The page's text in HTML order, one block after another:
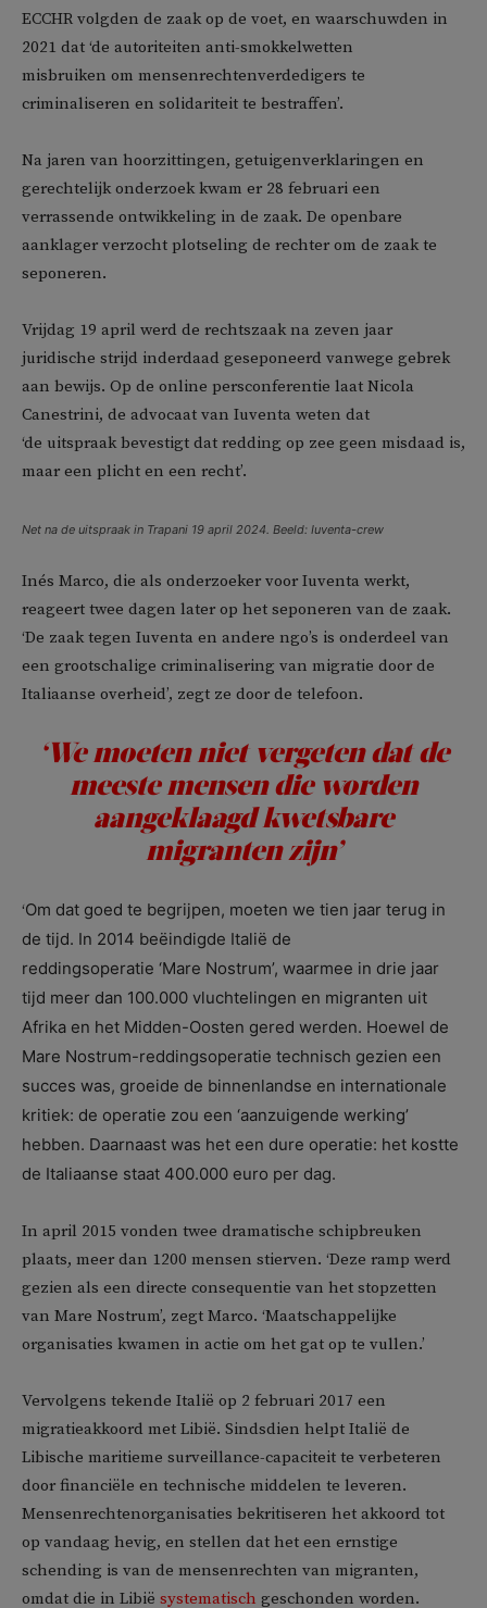
ECCHR volgden de zaak op de voet, en waarschuwden in
2021 dat ‘de autoriteiten anti-smokkelwetten
misbruiken om mensenrechtenverdedigers te
criminaliseren en solidariteit te bestraffen’.
Na jaren van hoorzittingen, getuigenverklaringen en
gerechtelijk onderzoek kwam er 28 februari een
verrassende ontwikkeling in de zaak. De openbare
aanklager verzocht plotseling de rechter om de zaak te
seponeren.
Vrijdag 19 april werd de rechtszaak na zeven jaar
juridische strijd inderdaad geseponeerd vanwege gebrek
aan bewijs. Op de online persconferentie laat Nicola
Canestrini, de advocaat van Iuventa weten dat
‘de uitspraak bevestigt dat redding op zee geen misdaad is,
maar een plicht en een recht’.
Net na de uitspraak in Trapani 19 april 2024. Beeld: Iuventa-crew
Inés Marco, die als onderzoeker voor Iuventa werkt,
reageert twee dagen later op het seponeren van de zaak.
‘De zaak tegen Iuventa en andere ngo’s is onderdeel van
een grootschalige criminalisering van migratie door de
Italiaanse overheid’, zegt ze door de telefoon.
‘We moeten niet vergeten dat de
meeste mensen die worden
aangeklaagd kwetsbare
migranten zijn’
‘Om dat goed te begrijpen, moeten we tien jaar terug in
de tijd. In 2014 beëindigde Italië de
reddingsoperatie ‘Mare Nostrum’, waarmee in drie jaar
tijd meer dan 100.000 vluchtelingen en migranten uit
Afrika en het Midden-Oosten gered werden. Hoewel de
Mare Nostrum-reddingsoperatie technisch gezien een
succes was, groeide de binnenlandse en internationale
kritiek: de operatie zou een ‘aanzuigende werking’
hebben. Daarnaast was het een dure operatie: het kostte
de Italiaanse staat 400.000 euro per dag.
In april 2015 vonden twee dramatische schipbreuken
plaats, meer dan 1200 mensen stierven. ‘Deze ramp werd
gezien als een directe consequentie van het stopzetten
van Mare Nostrum’, zegt Marco. ‘Maatschappelijke
organisaties kwamen in actie om het gat op te vullen.’
Vervolgens tekende Italië op 2 februari 2017 een
migratieakkoord met Libië. Sindsdien helpt Italië de
Libische maritieme surveillance-capaciteit te verbeteren
door financiële en technische middelen te leveren.
Mensenrechtenorganisaties bekritiseren het akkoord tot
op vandaag hevig, en stellen dat het een ernstige
schending is van de mensenrechten van migranten,
omdat die in Libië systematisch geschonden worden.